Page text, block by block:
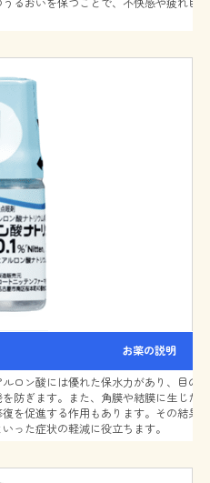
お薬の説明
ルロン酸には優れた保水力があり、目の
を防ぎます。また、角膜や結膜に生じた
復を促進する作用もあります。その結果
いった症状の軽減に役立ちます。